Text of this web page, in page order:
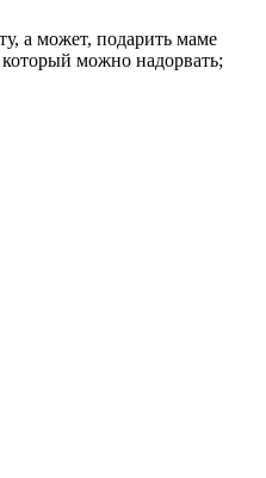
а может, подарить маме
можно надорвать;